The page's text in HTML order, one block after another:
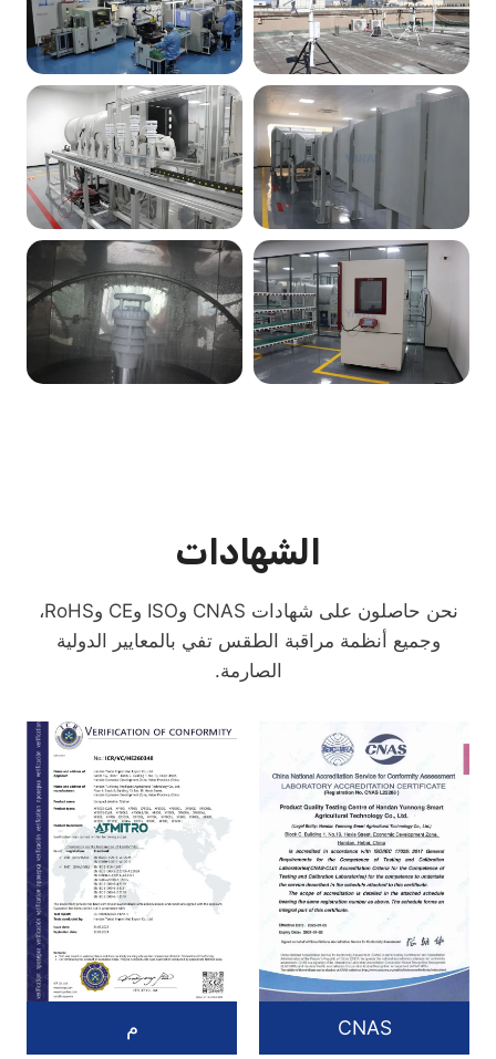
الشهادات
نحن حاصلون على شهادات CNAS وISO وCE وRoHS،
وجميع أنظمة مراقبة الطقس تفي بالمعايير الدولية
الصارمة.
CNAS م